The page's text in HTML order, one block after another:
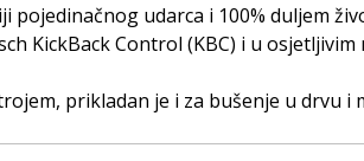
udarca i 100% duljem
KickBack Control (KBC) i u
prikladan je i za bušenje u drvu i